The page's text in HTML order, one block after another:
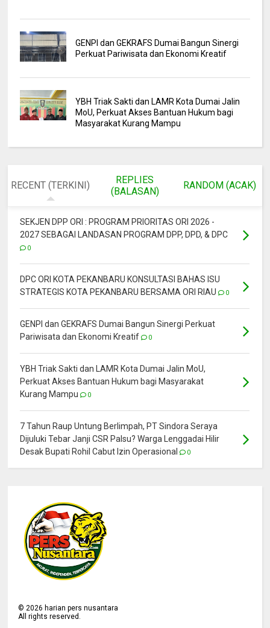
GENPI dan GEKRAFS Dumai Bangun Sinergi
Perkuat Pariwisata dan Ekonomi Kreatif
YBH Triak Sakti dan LAMR Kota Dumai Jalin
MoU, Perkuat Akses Bantuan Hukum bagi
Masyarakat Kurang Mampu
RECENT (TERKINI)
REPLIES
(BALASAN)
RANDOM (ACAK)
SEKJEN DPP ORI : PROGRAM PRIORITAS ORI 2026 -
2027 SEBAGAI LANDASAN PROGRAM DPP, DPD, & DPC
0
DPC ORI KOTA PEKANBARU KONSULTASI BAHAS ISU
STRATEGIS KOTA PEKANBARU BERSAMA ORI RIAU
0
GENPI dan GEKRAFS Dumai Bangun Sinergi Perkuat
Pariwisata dan Ekonomi Kreatif
0
YBH Triak Sakti dan LAMR Kota Dumai Jalin MoU,
Perkuat Akses Bantuan Hukum bagi Masyarakat
Kurang Mampu
0
7 Tahun Raup Untung Berlimpah, PT Sindora Seraya
Dijuluki Tebar Janji CSR Palsu? Warga Lenggadai Hilir
Desak Bupati Rohil Cabut Izin Operasional
0
© 2026 harian pers nusantara
All rights reserved.